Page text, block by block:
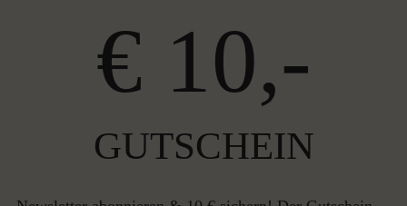
€ 10,-
GUTSCHEIN